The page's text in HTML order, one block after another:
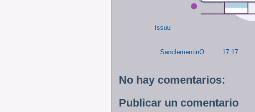
Issuu
SanclementinO 17:17
No hay comentarios:
Publicar un comentario